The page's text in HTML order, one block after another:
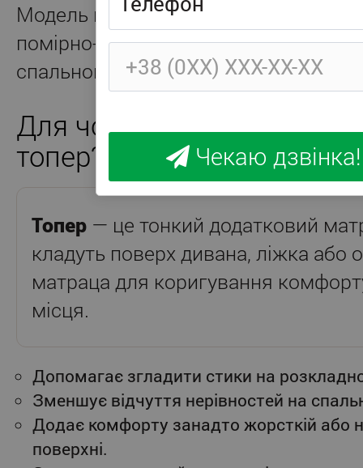
Модель має сторони різної
помірно-жорстку. Це дозволяє
спального місця без заміни самого
Для чого потрібен
топер?
Топер — це тонкий додатковий
кладуть поверх дивана, ліжка або
матраца для коригування
місця.
Допомагає згладити стики на
Зменшує відчуття нерівностей на
Додає комфорту занадто жорсткій або
поверхні.
Чекаю дзвінка!